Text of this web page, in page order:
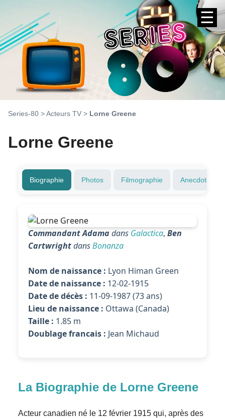
☰
Series-80 >Acteurs TV > Lorne Greene
Lorne Greene
Biographie Photos Filmographie Anecdotes
Commandant Adamadans Galactica, Ben
CartwrightdansBonanza
Nom de naissance : Lyon Himan Green
Date de naissance : 12-02-1915
Date de décès : 11-09-1987 (73 ans)
Lieu de naissance : Ottawa (Canada)
Taille : 1.85 m
Doublage francais : Jean Michaud
La Biographie de Lorne Greene
Acteur canadien né le 12 février 1915 qui, après des